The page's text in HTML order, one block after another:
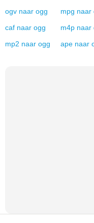
ogv naar ogg mpg naar
caf naar ogg m4p naar
mp2 naar ogg ape naar